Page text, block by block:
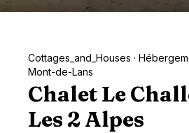
Cottages_and_Houses ·
Mont-de-Lans
Chalet Le
Les 2 Alpes